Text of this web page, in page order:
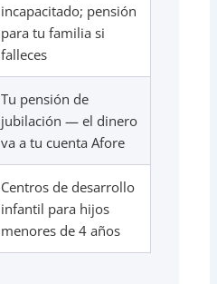
incapacitado; pensión
para tu familia si
falleces
Tu pensión de
jubilación — el dinero
va a tu cuenta Afore
Centros de desarrollo
infantil para hijos
menores de 4 años